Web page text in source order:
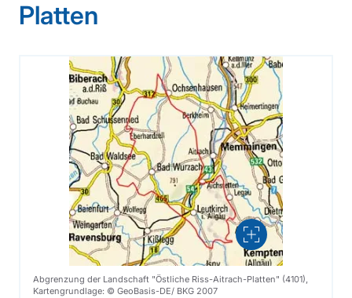
Platten
Vergrößern
Abgrenzung der Landschaft "Östliche Riss-Aitrach-Platten" (4101),
Kartengrundlage: © GeoBasis-DE/ BKG 2007